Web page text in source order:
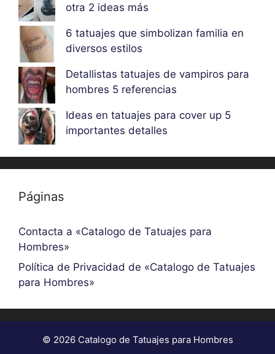
otra 2 ideas más
6 tatuajes que simbolizan familia en
diversos estilos
Detallistas tatuajes de vampiros para
hombres 5 referencias
Ideas en tatuajes para cover up 5
importantes detalles
Páginas
Contacta a «Catalogo de Tatuajes para
Hombres»
Política de Privacidad de «Catalogo de Tatuajes
para Hombres»
© 2026 Catalogo de Tatuajes para Hombres